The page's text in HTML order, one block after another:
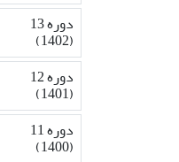
دوره 13
(1402)
دوره 12
(1401)
دوره 11
(1400)